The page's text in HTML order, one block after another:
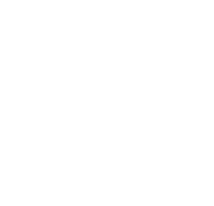
до 18:00, Вс с 11:00 до 17:00